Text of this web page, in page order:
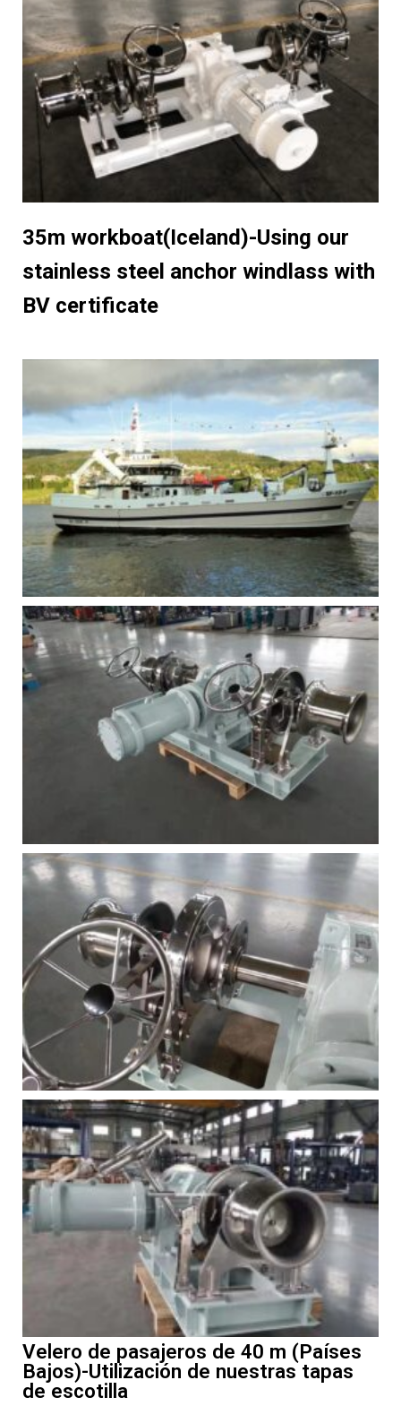
35m workboat(Iceland)-Using our
stainless steel anchor windlass with
BV certificate
Velero de pasajeros de 40 m (Países
Bajos)-Utilización de nuestras tapas
de escotilla